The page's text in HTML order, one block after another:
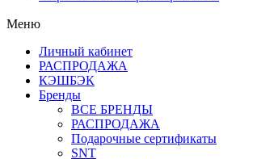
Меню
Личный кабинет
РАСПРОДАЖА
КЭШБЭК
Бренды
ВСЕ БРЕНДЫ
РАСПРОДАЖА
Подарочные сертификаты
SNT